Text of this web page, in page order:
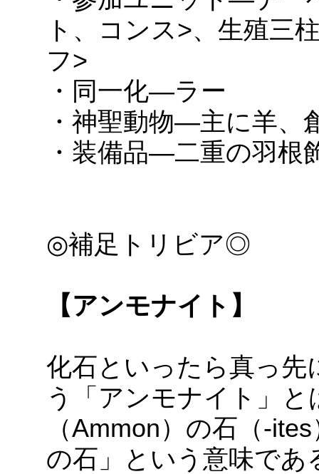
ト、コンス>、生殖三
フ>
・同一化―ラー
・神聖動物―主に羊、
・装備品―二重の羽根
◎補足トリビア◎
【アンモナイト】
化石といったら真っ
う「アンモナイト」と
（Ammon）の石（-
の石」という意味であ